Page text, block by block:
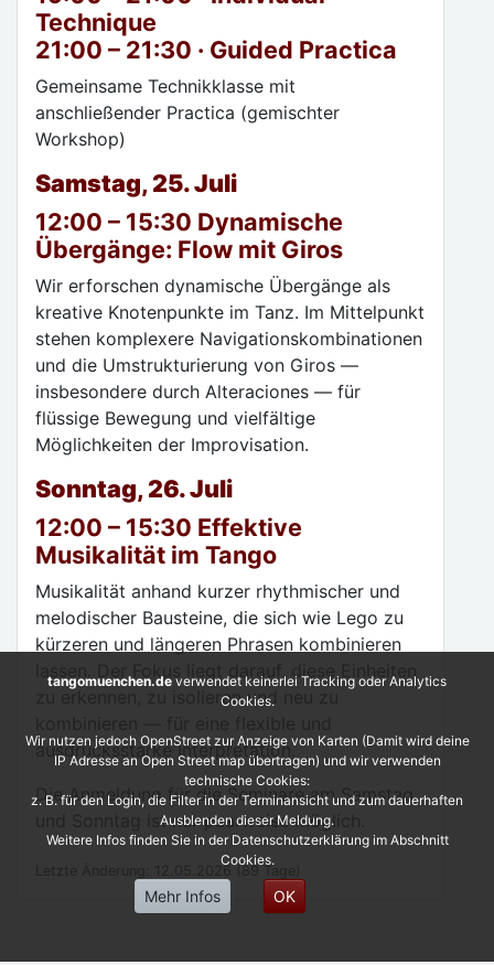
Technique
21:00 – 21:30 · Guided Practica
Gemeinsame Technikklasse mit
anschließender Practica (gemischter
Workshop)
Samstag, 25. Juli
12:00 – 15:30 Dynamische
Übergänge: Flow mit Giros
Wir erforschen dynamische Übergänge als
kreative Knotenpunkte im Tanz. Im Mittelpunkt
stehen komplexere Navigationskombinationen
und die Umstrukturierung von Giros —
insbesondere durch Alteraciones — für
flüssige Bewegung und vielfältige
Möglichkeiten der Improvisation.
Sonntag, 26. Juli
12:00 – 15:30 Effektive
Musikalität im Tango
Musikalität anhand kurzer rhythmischer und
melodischer Bausteine, die sich wie Lego zu
kürzeren und längeren Phrasen kombinieren
lassen. Der Fokus liegt darauf, diese Einheiten
zu erkennen, zu isolieren und neu zu
ausdrucksstarke Interpretation.
Die Anmeldung für die Seminare am Samstag
und Sonntag ist nur paarweise möglich.
Letzte Änderung: 12.05.2026 (89 Tage)
tangomuenchen.de verwendet keinerlei Tracking oder Analytics
Cookies.
Wir nutzen jedoch OpenStreet zur Anzeige von Karten (Damit wird deine
IP Adresse an Open Street map übertragen) und wir verwenden
technische Cookies:
z. B. für den Login, die Filter in der Terminansicht und zum dauerhaften
Ausblenden dieser Meldung.
Weitere Infos finden Sie in der Datenschutzerklärung im Abschnitt
Cookies.
Mehr Infos OK